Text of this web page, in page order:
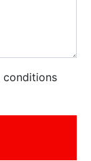
conditions